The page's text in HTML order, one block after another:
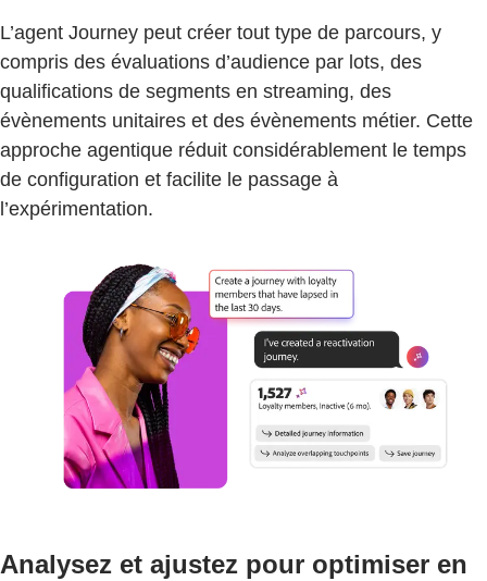
L’agent Journey peut créer tout type de parcours, y
compris des évaluations d’audience par lots, des
qualifications de segments en streaming, des
évènements unitaires et des évènements métier. Cette
approche agentique réduit considérablement le temps
de configuration et facilite le passage à
l’expérimentation.
Analysez et ajustez pour optimiser en